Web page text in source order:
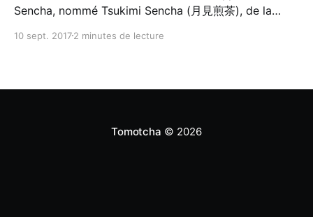
Sencha, nommé Tsukimi Sencha (月見煎茶), de la
Sencha représente 80% de la production de thé vert
10 sept. 20172 minutes de lecture
Tomotcha © 2026